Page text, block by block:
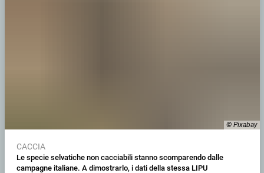
© Pixabay
CACCIA
Le specie selvatiche non cacciabili stanno scomparendo dalle
campagne italiane. A dimostrarlo, i dati della stessa LIPU